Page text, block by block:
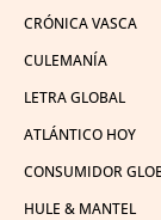
CRÓNICA VASCA
CULEMANÍA
LETRA GLOBAL
ATLÁNTICO HOY
CONSUMIDOR
HULE & MANTEL